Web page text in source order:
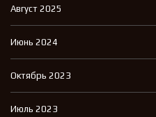
Август 2025
Июнь 2024
Октябрь 2023
Июль 2023